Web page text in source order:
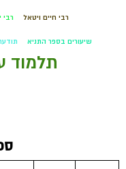
רבי חיים ויטאל רבי
שיעורים בספר התניא
תלמוד